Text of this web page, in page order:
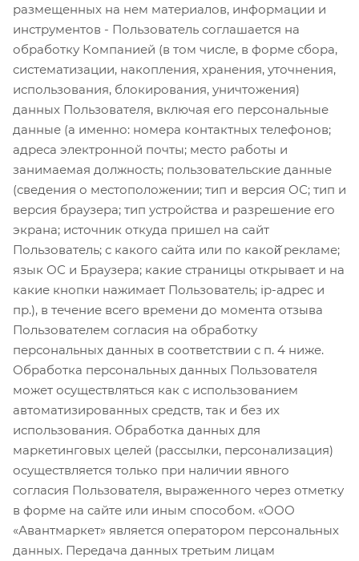
размещенных на нем материалов, информации и
инструментов - Пользователь соглашается на
обработку Компанией (в том числе, в форме сбора,
систематизации, накопления, хранения, уточнения,
использования, блокирования, уничтожения)
данных Пользователя, включая его персональные
данные (а именно: номера контактных телефонов;
адреса электронной почты; место работы и
занимаемая должность; пользовательские данные
(сведения о местоположении; тип и версия ОС; тип и
версия браузера; тип устройства и разрешение его
экрана; источник откуда пришел на сайт
Пользователь; с какого сайта или по какой̆ рекламе;
язык ОС и Браузера; какие страницы открывает и на
какие кнопки нажимает Пользователь; ip-адрес и
пр.), в течение всего времени до момента отзыва
Пользователем согласия на обработку
персональных данных в соответствии с п. 4 ниже.
Обработка персональных данных Пользователя
может осуществляться как с использованием
автоматизированных средств, так и без их
использования. Обработка данных для
маркетинговых целей (рассылки, персонализация)
осуществляется только при наличии явного
согласия Пользователя, выраженного через отметку
в форме на сайте или иным способом. «ООО
«Авантмаркет» является оператором персональных
данных. Передача данных третьим лицам